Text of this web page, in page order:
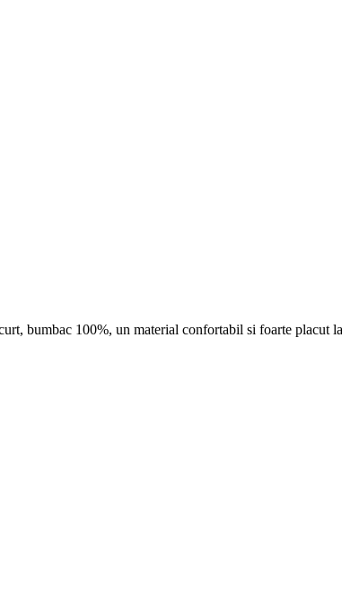
bumbac 100%, un material confortabil si foarte placut